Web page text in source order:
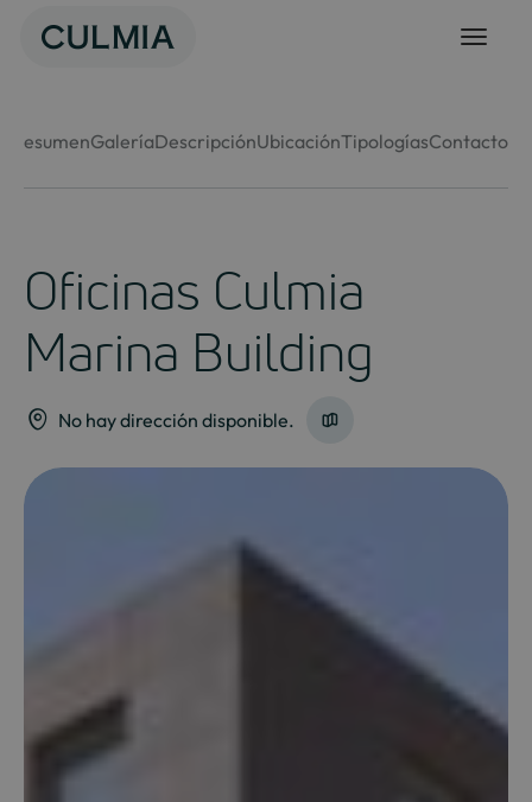
ResumenGaleríaDescripciónUbicaciónTipologíasContacto
Oficinas Culmia
Marina Building
No hay dirección disponible.